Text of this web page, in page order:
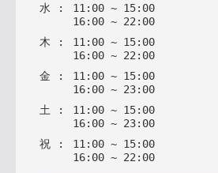
水 : 11 : 00 ~ 15: 00
16: 00 ~ 22 : 00
木 : 11 : 00 ~ 15: 00
16: 00 ~ 22 : 00
金 : 11 : 00 ~ 15: 00
16: 00 ~ 23: 00
土 : 11 : 00 ~ 15: 00
16: 00 ~ 23: 00
祝 : 11 : 00 ~ 15: 00
16: 00 ~ 22 : 00